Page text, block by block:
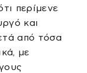
περίμενε
και
από τόσα
με